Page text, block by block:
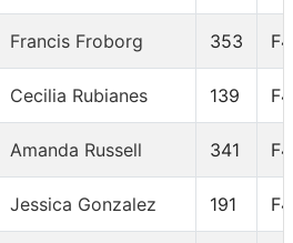
Francis Froborg 353
Cecilia Rubianes 139
Amanda Russell 341
Jessica Gonzalez 191